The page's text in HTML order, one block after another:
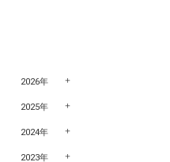
2026年
2025年
2024年
2023年